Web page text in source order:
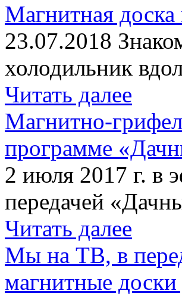
Магнитная доска
23.07.2018
холодильник
Читать далее
Магнитно-
программе
2 июля 2017 г. в
передачей
Читать далее
Мы на ТВ, в
магнитные доски